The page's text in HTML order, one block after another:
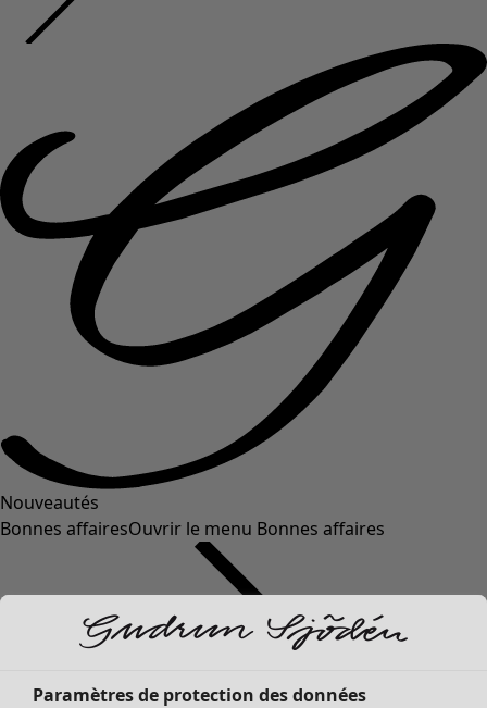
Nouveautés
Bonnes affairesOuvrir le menu Bonnes affaires
Paramètres de protection des données